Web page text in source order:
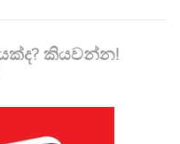
කියවන්න!